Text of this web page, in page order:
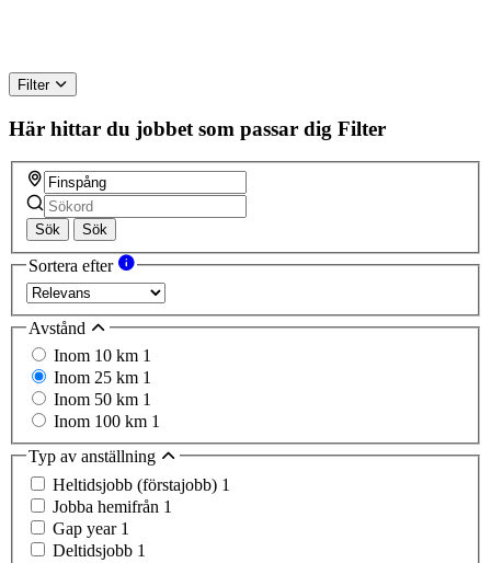
Filter
Här hittar du jobbet som passar dig Filter
Sök Sök
Sortera efter
Avstånd
Inom 10 km 1
Inom 25 km 1
Inom 50 km 1
Inom 100 km 1
Typ av anställning
Heltidsjobb (förstajobb) 1
Jobba hemifrån 1
Gap year 1
Deltidsjobb 1